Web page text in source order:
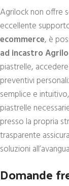
Agrilock non offre
eccellente
ecommerce, è
ad incastro
piastrelle,
preventivi
semplice e
piastrelle
presso la propria
trasparente
soluzioni
Domande